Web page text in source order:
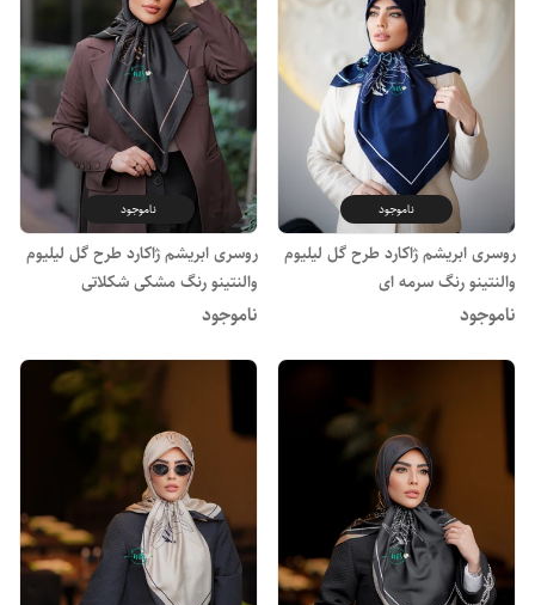
ناموجود
روسری ابریشم ژاکارد طرح گل لیلیوم
والنتینو رنگ سرمه ای
ناموجود
ناموجود
روسری ابریشم ژاکارد طرح گل لیلیوم
والنتینو رنگ مشکی شکلاتی
ناموجود